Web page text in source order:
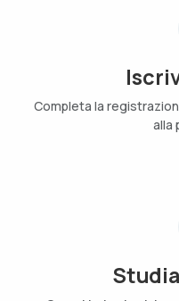
Completa la
alla